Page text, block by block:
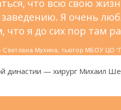
что всю свою
Я очень
что я до сих пор там
Мухина, тьютор МБОУ ЦО
династии — хирург Михаил